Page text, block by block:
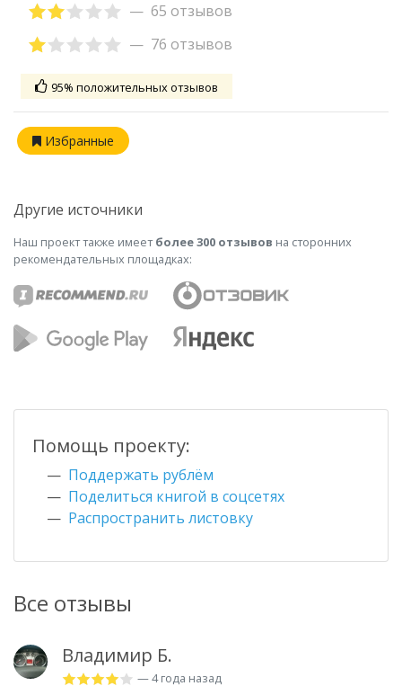
Все отзывы
Владимир Б.
— 4 года назад
65 отзывов
76 отзывов
95% положительных отзывов
Избранные
Другие источники
Наш проект также имеетболее 300 отзывов на сторонних
рекомендательных площадках:
Помощь проекту:
Поддержать рублём
Поделиться книгой в соцсетях
Распространить листовку